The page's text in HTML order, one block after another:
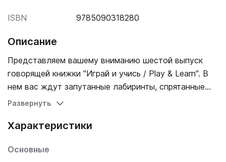
ISBN 9785090318280
Описание
Представляем вашему вниманию шестой выпуск
говорящей книжки "Играй и учись / Play & Learn". В
нем вас ждут запутанные лабиринты, спрятанные
предметы и другие интересные задания. Рассказ
Учи английский с удовольствием!
Развернуть
Характеристики
Основные